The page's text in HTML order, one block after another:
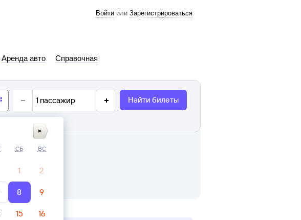
Войти или Зарегистрироваться
Аренда авто Справочная
1 пассажир Найти билеты
СБ ВС
1 2
8 9
15 16